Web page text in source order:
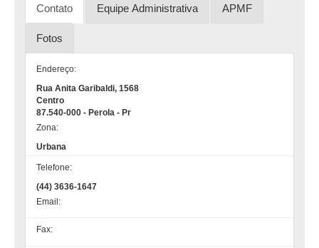
Contato Equipe Administrativa APMF
Fotos
Endereço:
Rua Anita Garibaldi, 1568
Centro
87.540-000 - Perola - Pr
Zona:
Urbana
Telefone:
(44) 3636-1647
Email:
Fax: